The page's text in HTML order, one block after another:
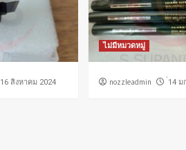
่16 สิงหาคม 2024
ไม่มีหมวดหมู่
nozzleadmin 14 ม